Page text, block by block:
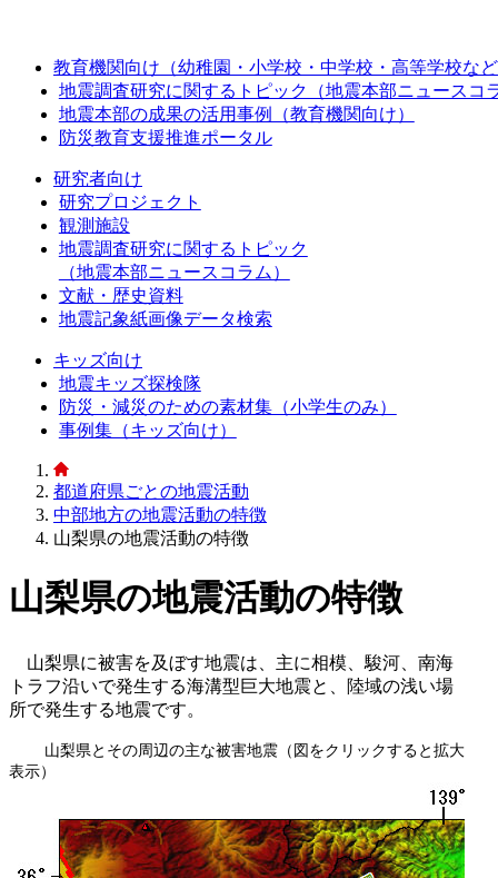
教育機関向け（幼稚園・小学校・中学校・高等学校な
地震調査研究に関するトピック（地震本部ニュースコ
地震本部の成果の活用事例（教育機関向け）
防災教育支援推進ポータル
研究者向け
研究プロジェクト
観測施設
地震調査研究に関するトピック
（地震本部ニュースコラム）
文献・歴史資料
地震記象紙画像データ検索
キッズ向け
地震キッズ探検隊
防災・減災のための素材集（小学生のみ）
事例集（キッズ向け）
都道府県ごとの地震活動
中部地方の地震活動の特徴
山梨県の地震活動の特徴
山梨県の地震活動の特徴
山梨県に被害を及ぼす地震は、主に相模、駿河、南海
トラフ沿いで発生する海溝型巨大地震と、陸域の浅い場
所で発生する地震です。
山梨県とその周辺の主な被害地震（図をクリックすると拡大
表示）